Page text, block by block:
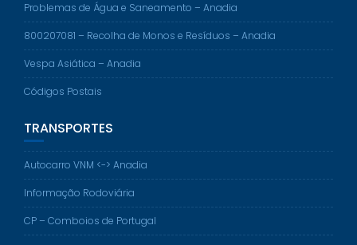
Problemas de Água e Saneamento – Anadia
800207081 – Recolha de Monos e Resíduos – Anadia
Vespa Asiática – Anadia
Códigos Postais
TRANSPORTES
Autocarro VNM <-> Anadia
Informação Rodoviária
CP – Comboios de Portugal